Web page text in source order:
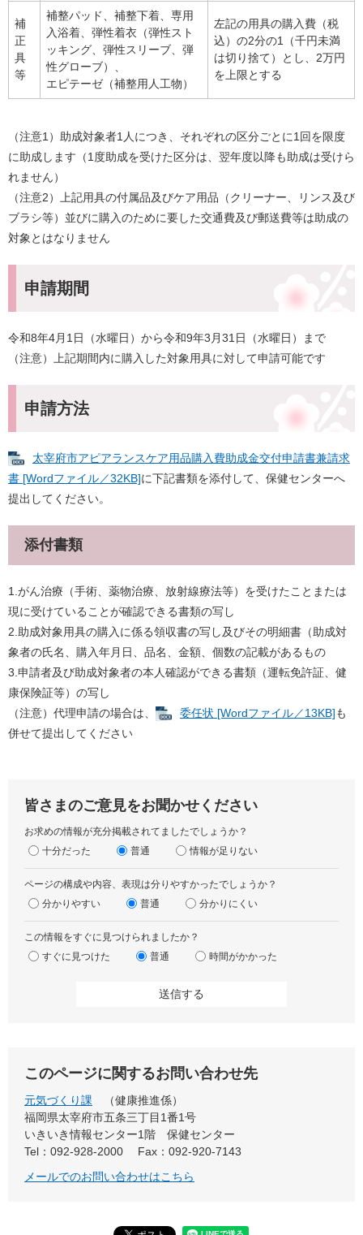
補
正
具
等
補整パッド、補整下着、専用
入浴着、弾性着衣（弾性スト
ッキング、弾性スリーブ、弾
性グローブ）、
エピテーゼ（補整用人工物）
左記の用具の購入費（税
込）の2分の1（千円未満
は切り捨て）とし、2万円
を上限とする
（注意1）助成対象者1人につき、それぞれの区分ごとに1回を限度
に助成します（1度助成を受けた区分は、翌年度以降も助成は受けら
れません）
（注意2）上記用具の付属品及びケア用品（クリーナー、リンス及び
ブラシ等）並びに購入のために要した交通費及び郵送費等は助成の
対象とはなりません
申請期間
令和8年4月1日（水曜日）から令和9年3月31日（水曜日）まで
（注意）上記期間内に購入した対象用具に対して申請可能です
申請方法
太宰府市アピアランスケア用品購入費助成金交付申請書兼請求
書 [Wordファイル／32KB]に下記書類を添付して、保健センターへ
提出してください。
添付書類
1.がん治療（手術、薬物治療、放射線療法等）を受けたことまたは
現に受けていることが確認できる書類の写し
​2.助成対象用具の購入に係る領収書の写し及びその明細書（助成対
象者の氏名、購入年月日、品名、金額、個数の記載があるもの
​3.申請者及び助成対象者の本人確認ができる書類（運転免許証、健
康保険証等）の写し
（注意）代理申請の場合は、
委任状 [Wordファイル／13KB]も
併せて提出してください
皆さまのご意見をお聞かせください
お求めの情報が充分掲載されてましたでしょうか？
十分だった
普通 情報が足りない
ページの構成や内容、表現は分りやすかったでしょうか？
分かりやすい
普通 分かりにくい
この情報をすぐに見つけられましたか？
すぐに見つけた
普通 時間がかかった
このページに関するお問い合わせ先
元気づくり課
健康推進係
福岡県太宰府市五条三丁目1番1号
いきいき情報センター1階 保健センター
Tel：092-928-2000
Fax：092-920-7143
メールでのお問い合わせはこちら